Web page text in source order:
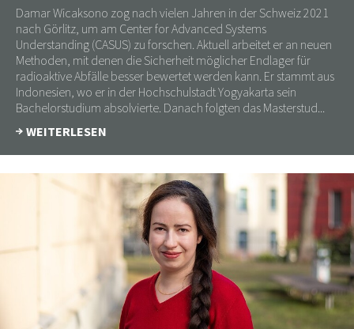
Damar Wicaksono zog nach vielen Jahren in der Schweiz 2021
nach Görlitz, um am Center for Advanced Systems
Understanding (CASUS) zu forschen. Aktuell arbeitet er an neuen
Methoden, mit denen die Sicherheit möglicher Endlager für
radioaktive Abfälle besser bewertet werden kann. Er stammt aus
Indonesien, wo er in der Hochschulstadt Yogyakarta sein
Bachelorstudium absolvierte. Danach folgten das Masterstud...
WEITERLESEN